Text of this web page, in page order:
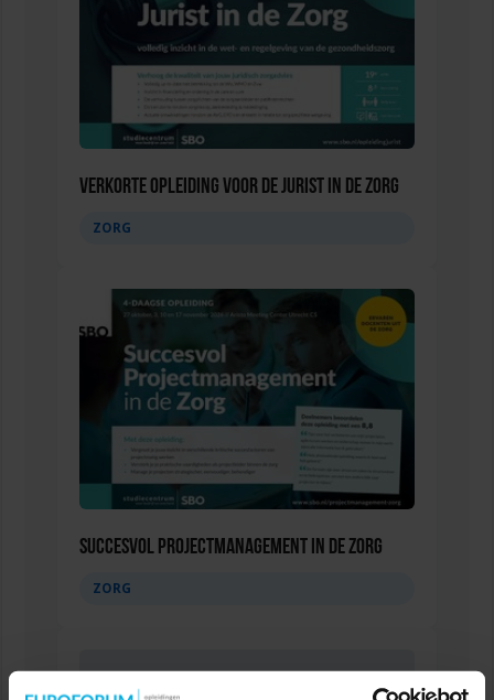
Verkorte opleiding voor de Jurist in de Zorg
ZORG
Succesvol Projectmanagement in de Zorg
ZORG